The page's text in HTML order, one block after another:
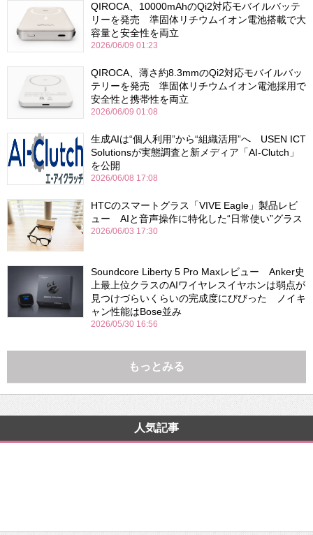
QIROCA、10000mAhのQi2対応モバイルバッテ
リーを発売 準固体リチウムイオン電池搭載で大
容量と安全性を両立
2026/06/09 01:23
QIROCA、薄さ約8.3mmのQi2対応モバイルバッ
テリーを発売 準固体リチウムイオン電池採用で
安全性と携帯性を両立
2026/06/09 01:08
生成AIは“個人利用”から“組織活用”へ USEN ICT
Solutionsが実態調査と新メディア「AI-Clutch」
を公開
2026/06/08 17:08
HTCのスマートグラス「VIVE Eagle」製品レビ
ュー AIと音声操作に特化した“日常使い”グラス
2026/06/03 17:30
Soundcore Liberty 5 Pro Maxレビュー Anker史
上最上位クラスのAIワイヤレスイヤホンは弱点が
見つけづらいくらいの完成度にびびった ノイキ
ャン性能はBose並み
2026/05/30 16:56
もっとみる
人気記事